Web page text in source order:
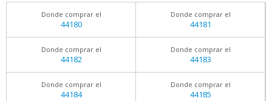
Donde comprar el
44180
Donde comprar el
44181
Donde comprar el
44182
Donde comprar el
44183
Donde comprar el
44184
Donde comprar el
44185